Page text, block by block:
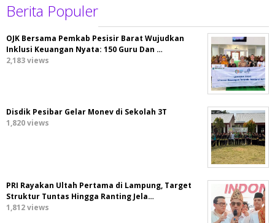
Berita Populer
OJK Bersama Pemkab Pesisir Barat Wujudkan
Inklusi Keuangan Nyata: 150 Guru Dan …
2,183 views
Disdik Pesibar Gelar Monev di Sekolah 3T
1,820 views
PRI Rayakan Ultah Pertama di Lampung, Target
Struktur Tuntas Hingga Ranting Jela…
1,812 views